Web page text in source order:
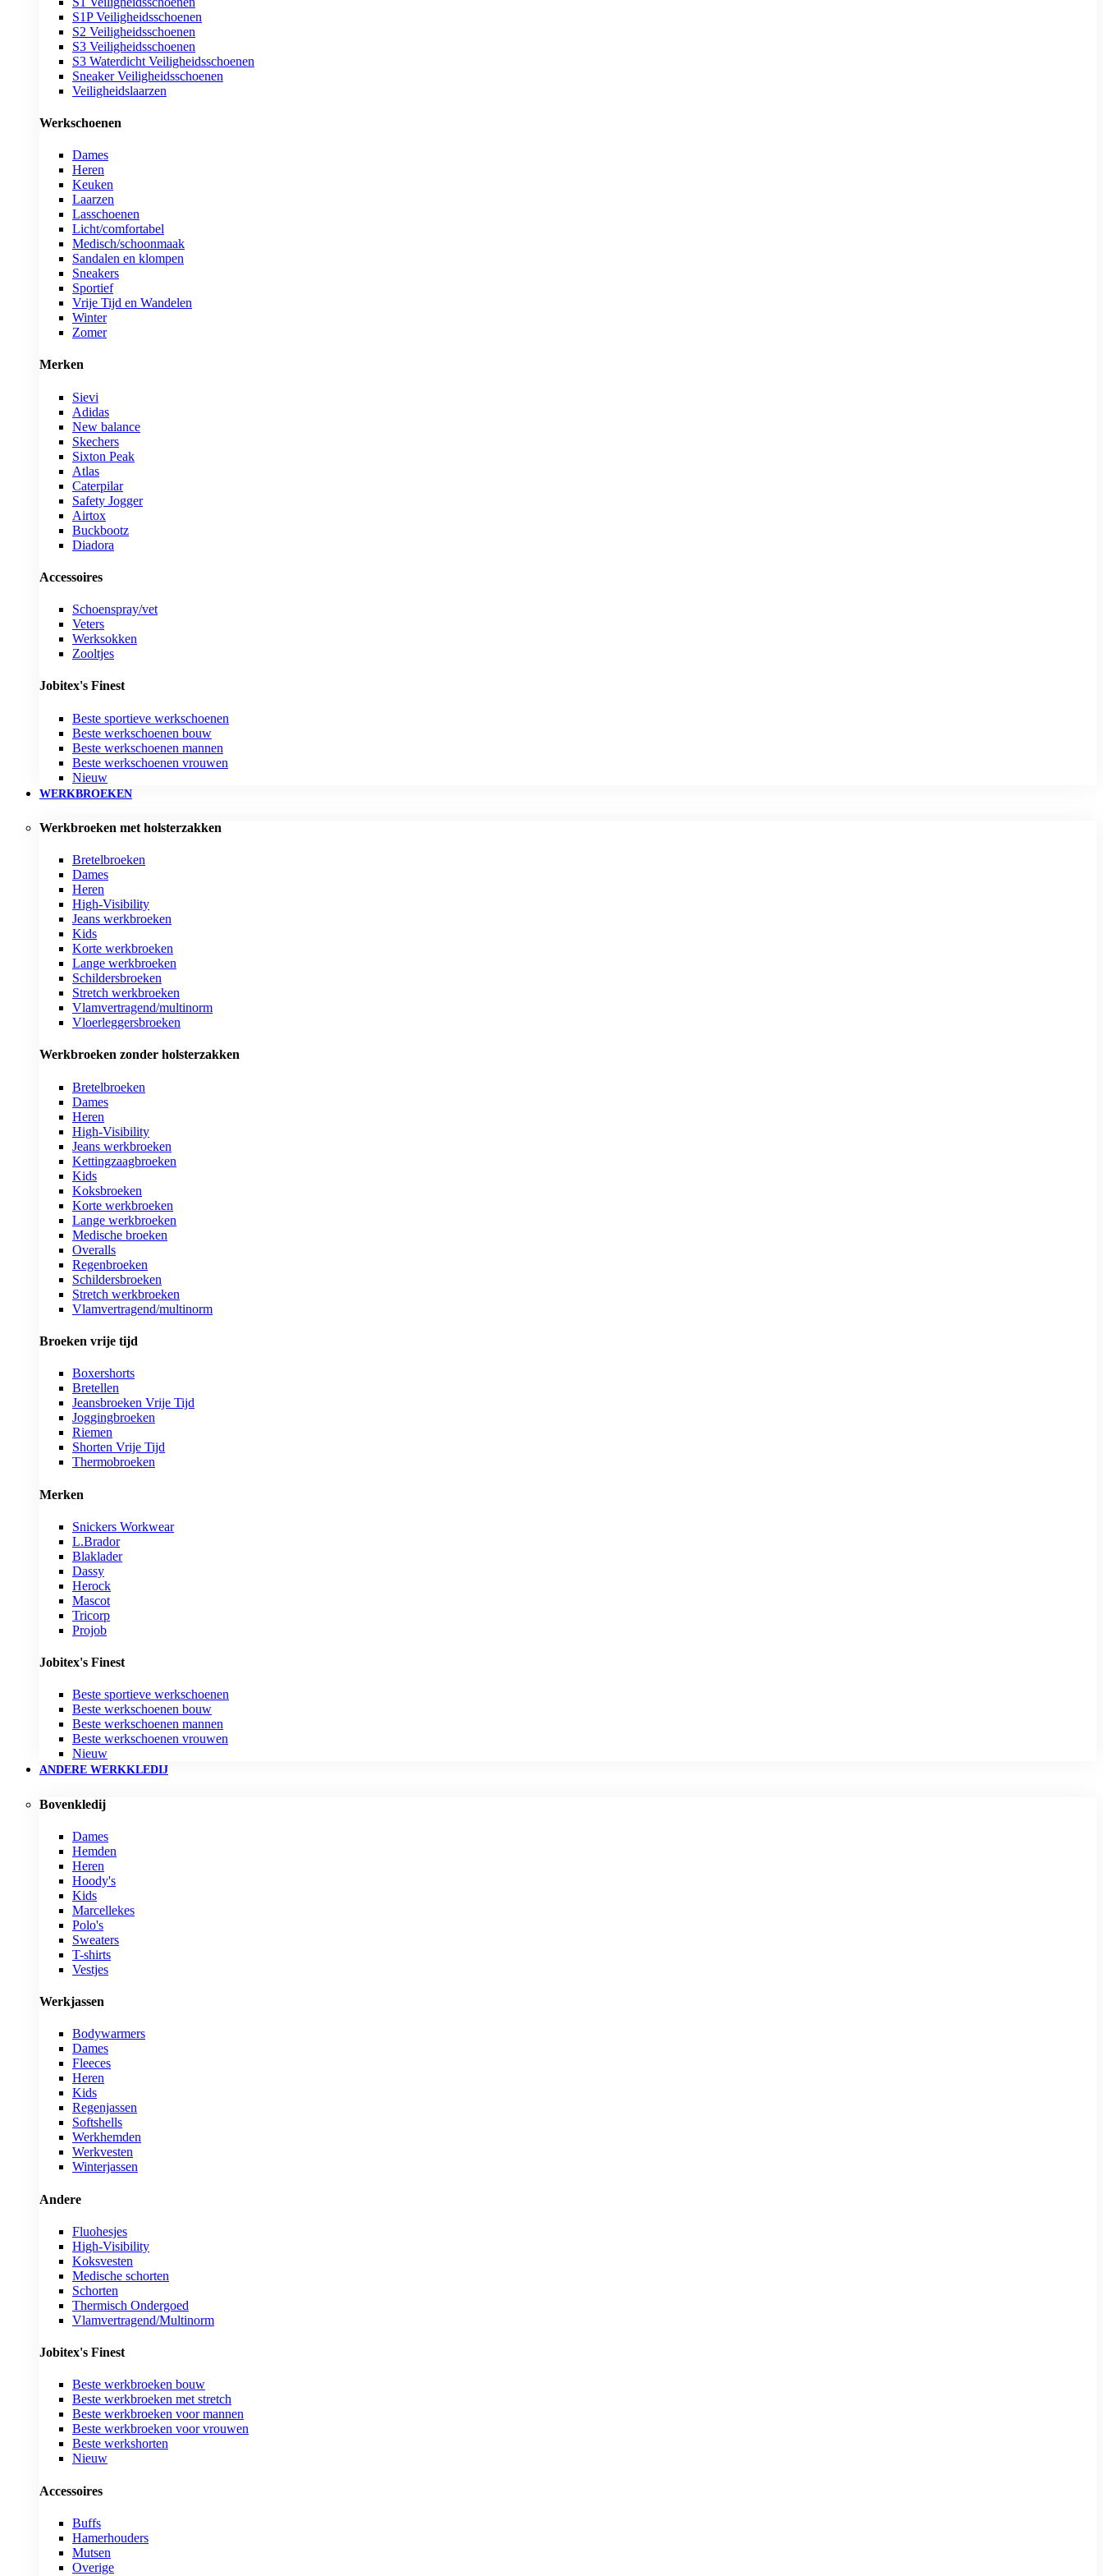
S1P Veiligheidsschoenen
S2 Veiligheidsschoenen
S3 Veiligheidsschoenen
S3 Waterdicht Veiligheidsschoenen
Sneaker Veiligheidsschoenen
Veiligheidslaarzen
Werkschoenen
Dames
Heren
Keuken
Laarzen
Lasschoenen
Licht/comfortabel
Medisch/schoonmaak
Sandalen en klompen
Sneakers
Sportief
Vrije Tijd en Wandelen
Winter
Zomer
Merken
Sievi
Adidas
New balance
Skechers
Sixton Peak
Atlas
Caterpilar
Safety Jogger
Airtox
Buckbootz
Diadora
Accessoires
Schoenspray/vet
Veters
Werksokken
Zooltjes
Jobitex's Finest
Beste sportieve werkschoenen
Beste werkschoenen bouw
Beste werkschoenen mannen
Beste werkschoenen vrouwen
Nieuw
WERKBROEKEN
Werkbroeken met holsterzakken
Bretelbroeken
Dames
Heren
High-Visibility
Jeans werkbroeken
Kids
Korte werkbroeken
Lange werkbroeken
Schildersbroeken
Stretch werkbroeken
Vlamvertragend/multinorm
Vloerleggersbroeken
Werkbroeken zonder holsterzakken
Bretelbroeken
Dames
Heren
High-Visibility
Jeans werkbroeken
Kettingzaagbroeken
Kids
Koksbroeken
Korte werkbroeken
Lange werkbroeken
Medische broeken
Overalls
Regenbroeken
Schildersbroeken
Stretch werkbroeken
Vlamvertragend/multinorm
Broeken vrije tijd
Boxershorts
Bretellen
Jeansbroeken Vrije Tijd
Joggingbroeken
Riemen
Shorten Vrije Tijd
Thermobroeken
Merken
Snickers Workwear
L.Brador
Blaklader
Dassy
Herock
Mascot
Tricorp
Projob
Jobitex's Finest
Beste sportieve werkschoenen
Beste werkschoenen bouw
Beste werkschoenen mannen
Beste werkschoenen vrouwen
Nieuw
ANDERE WERKKLEDIJ
Bovenkledij
Dames
Hemden
Heren
Hoody's
Kids
Marcellekes
Polo's
Sweaters
T-shirts
Vestjes
Werkjassen
Bodywarmers
Dames
Fleeces
Heren
Kids
Regenjassen
Softshells
Werkhemden
Werkvesten
Winterjassen
Andere
Fluohesjes
High-Visibility
Koksvesten
Medische schorten
Schorten
Thermisch Ondergoed
Vlamvertragend/Multinorm
Jobitex's Finest
Beste werkbroeken bouw
Beste werkbroeken met stretch
Beste werkbroeken voor mannen
Beste werkbroeken voor vrouwen
Beste werkshorten
Nieuw
Accessoires
Buffs
Hamerhouders
Mutsen
Overige